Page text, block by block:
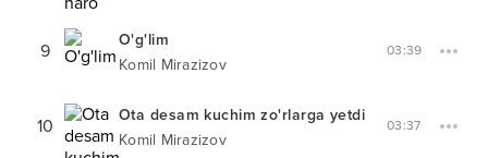
9
O'g'lim
Komil Mirazizov
03:39
10
Ota desam kuchim zo'rlarga yetdi
Komil Mirazizov
03:37